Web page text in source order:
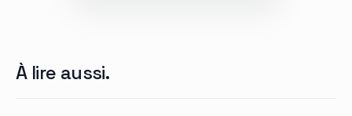
Contact
À lire aussi.